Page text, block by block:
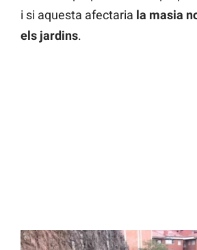
i si aquesta afectaria la masia
els jardins.